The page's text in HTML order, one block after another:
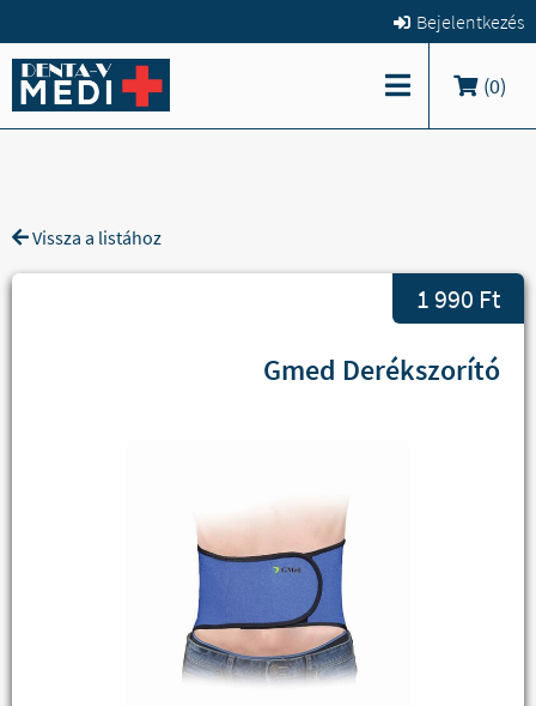
Bejelentkezés
(0)
Vissza a listához
1 990 Ft
Gmed Derékszorító